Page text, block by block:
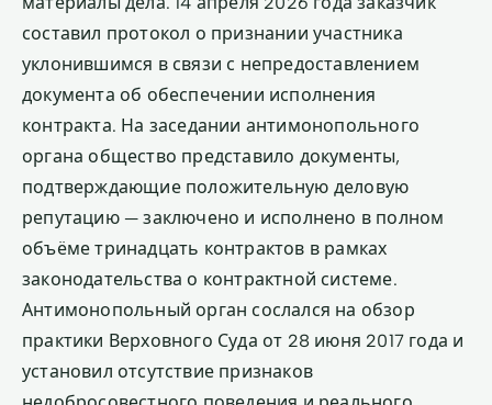
составил протокол о признании участника
уклонившимся в связи с непредоставлением
документа об обеспечении исполнения
контракта. На заседании антимонопольного
органа общество представило документы,
подтверждающие положительную деловую
репутацию — заключено и исполнено в полном
объёме тринадцать контрактов в рамках
законодательства о контрактной системе.
Антимонопольный орган сослался на обзор
практики Верховного Суда от 28 июня 2017 года и
установил отсутствие признаков